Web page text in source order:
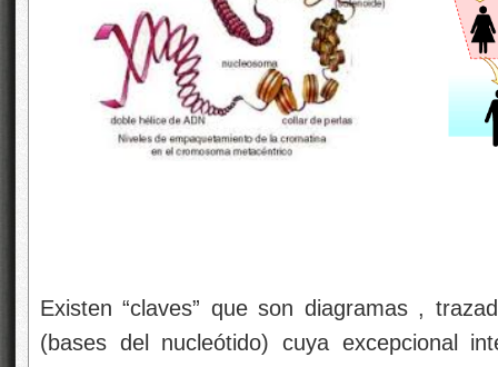
Existen “claves” que son diagramas ,
(bases del nucleótido) cuya excepcional